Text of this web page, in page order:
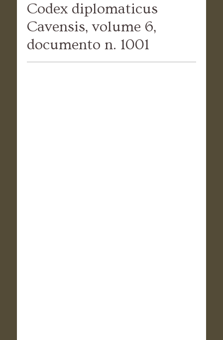
Codex diplomaticus
Cavensis, volume 6,
documento n. 1001